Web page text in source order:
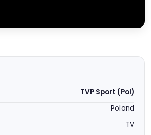
TVP Sport (Pol)
Poland
TV